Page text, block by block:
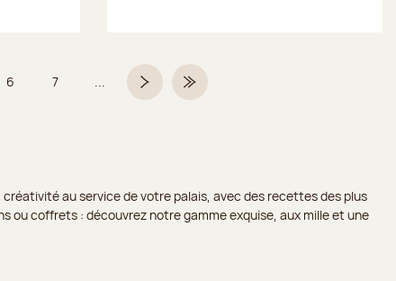
Page
6 Page
7 ... Page suivanteDernière page
au service de votre palais, avec des recettes des plus
ou coffrets : découvrez notre gamme exquise, aux mille et une